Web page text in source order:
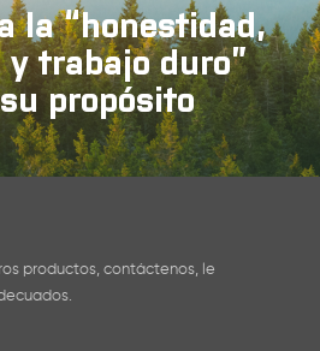
la “honestidad,
trabajo duro”
propósito
productos, contáctenos, le